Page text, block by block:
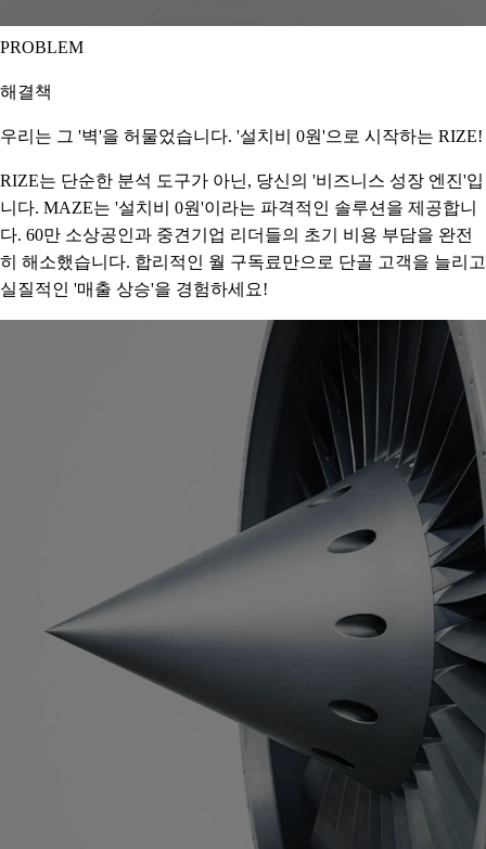
PROBLEM
해결책
우리는 그 '벽'을 허물었습니다. '설치비 0원'으로 시작하는 RIZE!
RIZE는 단순한 분석 도구가 아닌, 당신의 '비즈니스 성장 엔진'입
니다. MAZE는 '설치비 0원'이라는 파격적인 솔루션을 제공합니
다. 60만 소상공인과 중견기업 리더들의 초기 비용 부담을 완전
히 해소했습니다. 합리적인 월 구독료만으로 단골 고객을 늘리고
실질적인 '매출 상승'을 경험하세요!